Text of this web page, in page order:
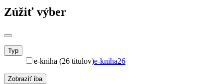
Zúžiť výber
Typ
e-kniha (26 titulov)e-kniha26
Zobraziť iba